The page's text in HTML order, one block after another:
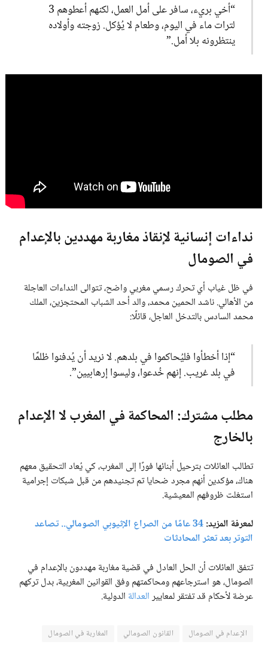
“أخي بريء، سافر على أمل العمل، لكنهم أعطوهم 3
لترات ماء في اليوم، وطعام لا يُؤكل. زوجته وأولاده
ينتظرونه بلا أمل.”
نداءات إنسانية لإنقاذ مغاربة مهددين بالإعدام
في الصومال
في ظل غياب أي تحرك رسمي مغربي واضح، تتوالى النداءات العاجلة
من الأهالي. ناشد الحمين محمد، والد أحد الشباب المحتجزين، الملك
محمد السادس بالتدخل العاجل، قائلًا:
“إذا أخطأوا فليُحاكموا في بلدهم. لا نريد أن يُدفنوا ظلمًا
في بلد غريب. إنهم خُدعوا، وليسوا إرهابيين”.
مطلب مشترك: المحاكمة في المغرب لا الإعدام
بالخارج
تطالب العائلات بترحيل أبنائها فورًا إلى المغرب، كي يُعاد التحقيق معهم
هناك، مؤكدين أنهم مجرد ضحايا تم تجنيدهم من قبل شبكات إجرامية
استغلت ظروفهم المعيشية.
لمعرفة المزيد:
34 عامًا من الصراع الإثيوبي الصومالي.. تصاعد
التوتر بعد تعثر المحادثات
تتفق العائلات أن الحل العادل في قضية مغاربة مهددون بالإعدام في
الصومال، هو استرجاعهم ومحاكمتهم وفق القوانين المغربية، بدل تركهم
عرضة لأحكام قد تفتقر لمعاييرالعدالة الدولية.
الإعدام في الصومال القانون الصومالي المغاربة في الصومال